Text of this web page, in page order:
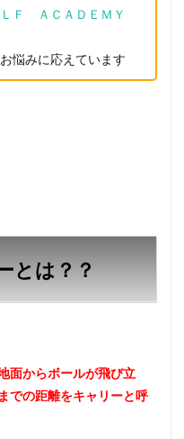
Ｆ ＡＣＡＤＥＭＹ
悩みに応えています
とは？？
面からボールが飛び立
での距離をキャリーと呼